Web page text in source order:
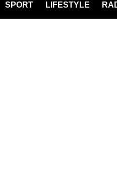
SPORT LIFESTYLE